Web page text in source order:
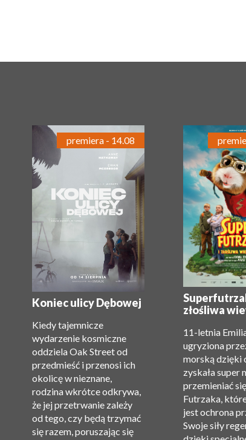
Koniec ulicy Dębowej
Kiedy tajemnicze
wydarzenie kosmiczne
oddziela Oak Street od
przedmieść i przenosi ich
okolicę w nieznane,
rodzina wkrótce odkrywa,
że ​​jej przetrwanie zależy
od tego, czy będą trzymać
się razem, poruszając się
premiera - 14.08
złośliwa
11-letnia
ugryziona
morską dzięki
zyskała super
przemieniać
Futrzaka,
jest ochrona
Swoje siły